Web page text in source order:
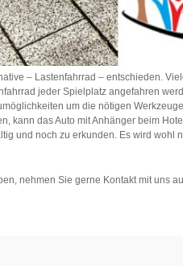
– Lastenfahrrad – entschieden.
jeder Spielplatz angefahren
um die nötigen
kann das Auto mit Anhänger beim
und noch zu erkunden. Es wird wohl
nehmen Sie gerne Kontakt mit uns